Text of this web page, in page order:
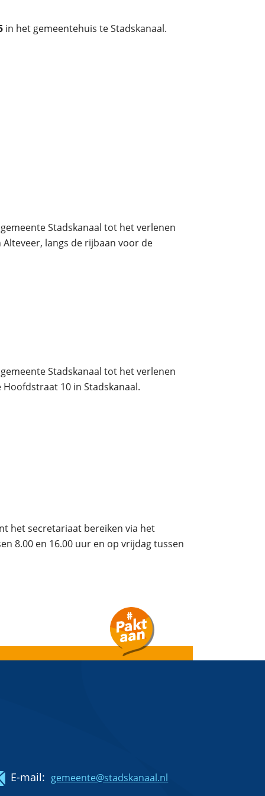
in het gemeentehuis te Stadskanaal.
Stadskanaal tot het verlenen
langs de rijbaan voor de
Stadskanaal tot het verlenen
10 in Stadskanaal.
het secretariaat bereiken via het
8.00 en 16.00 uur en op vrijdag tussen
E-mail: gemeente@stadskanaal.nl